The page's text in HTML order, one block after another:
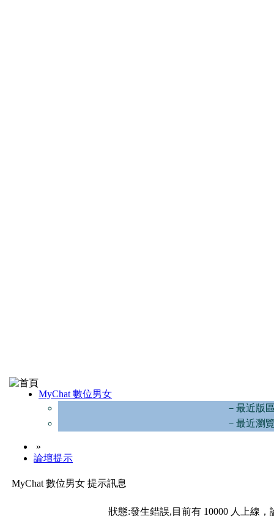
MyChat 數位男女
－最近版
－最近瀏
»
論壇提示
MyChat 數位男女 提示訊息
狀態:發生錯誤,目前有 10000 人上線